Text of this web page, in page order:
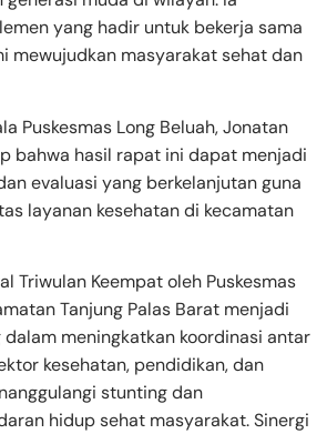
yang hadir untuk bekerja sama
mewujudkan masyarakat sehat dan
Puskesmas Long Beluah, Jonatan
bahwa hasil rapat ini dapat menjadi
evaluasi yang berkelanjutan guna
layanan kesehatan di kecamatan
Triwulan Keempat oleh Puskesmas
Tanjung Palas Barat menjadi
meningkatkan koordinasi antar
kesehatan, pendidikan, dan
stunting dan
hidup sehat masyarakat. Sinergi